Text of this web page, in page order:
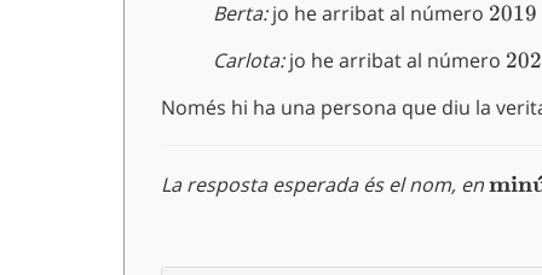
\quadBerta:jo he arribat al número 2019
2019
\quadCarlota:jo he arribat al número
Només hi ha una persona que diu la
La resposta esperada és el nom, enmin